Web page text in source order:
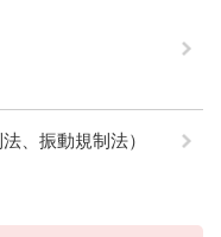
、振動規制法）